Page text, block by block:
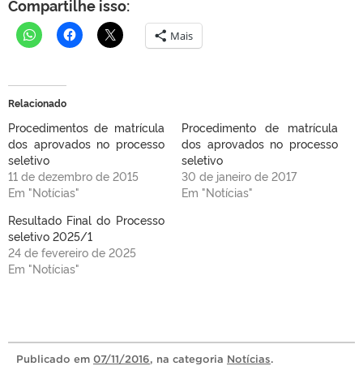
Compartilhe isso:
Mais
Relacionado
Procedimentos de matrícula
dos aprovados no processo
seletivo
11 de dezembro de 2015
Em "Notícias"
Procedimento de matrícula
dos aprovados no processo
seletivo
30 de janeiro de 2017
Em "Notícias"
Resultado Final do Processo
seletivo 2025/1
24 de fevereiro de 2025
Em "Notícias"
Publicado em 07/11/2016, na categoria Notícias.